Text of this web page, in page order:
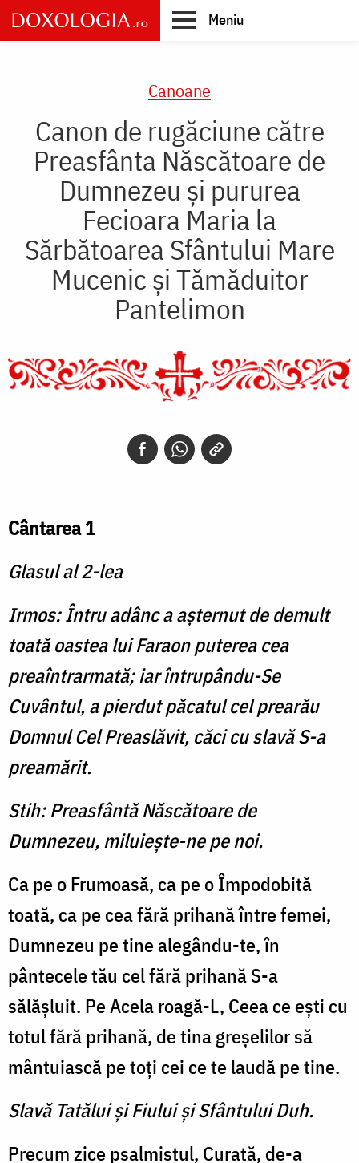
Skip
to
main
Meniu
Canoane
Canon de rugăciune către
Preasfânta Născătoare de
Dumnezeu şi pururea
Fecioara Maria la
Sărbătoarea Sfântului Mare
Mucenic şi Tămăduitor
Pantelimon
Cântarea 1
Glasul al 2-lea
Irmos: Întru adânc a aşternut de demult
toată oastea lui Faraon puterea cea
preaîntrarmată; iar întrupându-Se
Cuvântul, a pierdut păcatul cel prearău
Domnul Cel Preaslăvit, căci cu slavă S-a
preamărit.
Stih: Preasfântă Născătoare de
Dumnezeu, miluieşte-ne pe noi.
Ca pe o Frumoasă, ca pe o Împodobită
toată, ca pe cea fără prihană între femei,
Dumnezeu pe tine alegându-te, în
pântecele tău cel fără prihană S-a
sălăşluit. Pe Acela roagă-L, Ceea ce eşti cu
totul fără prihană, de tina greşelilor să
mântuiască pe toţi cei ce te laudă pe tine.
Slavă Tatălui şi Fiului şi Sfântului Duh.
Precum zice psalmistul, Curată, de-a